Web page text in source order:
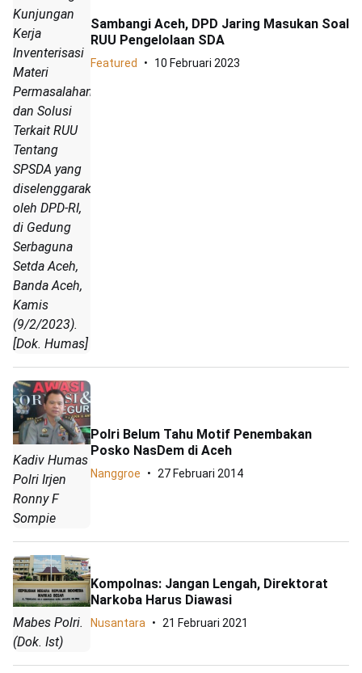
Kunjungan
Kerja
Inventerisasi
Materi
Permasalahan
dan Solusi
Terkait RUU
Tentang
SPSDA yang
diselenggarakan
oleh DPD-RI,
di Gedung
Serbaguna
Setda Aceh,
Banda Aceh,
Kamis
(9/2/2023).
[Dok. Humas]
Sambangi Aceh, DPD Jaring Masukan Soal
RUU Pengelolaan SDA
Featured 10 Februari 2023
Kadiv Humas
Polri Irjen
Ronny F
Sompie
Polri Belum Tahu Motif Penembakan
Posko NasDem di Aceh
Nanggroe 27 Februari 2014
Mabes Polri.
(Dok. Ist)
Kompolnas: Jangan Lengah, Direktorat
Narkoba Harus Diawasi
Nusantara 21 Februari 2021